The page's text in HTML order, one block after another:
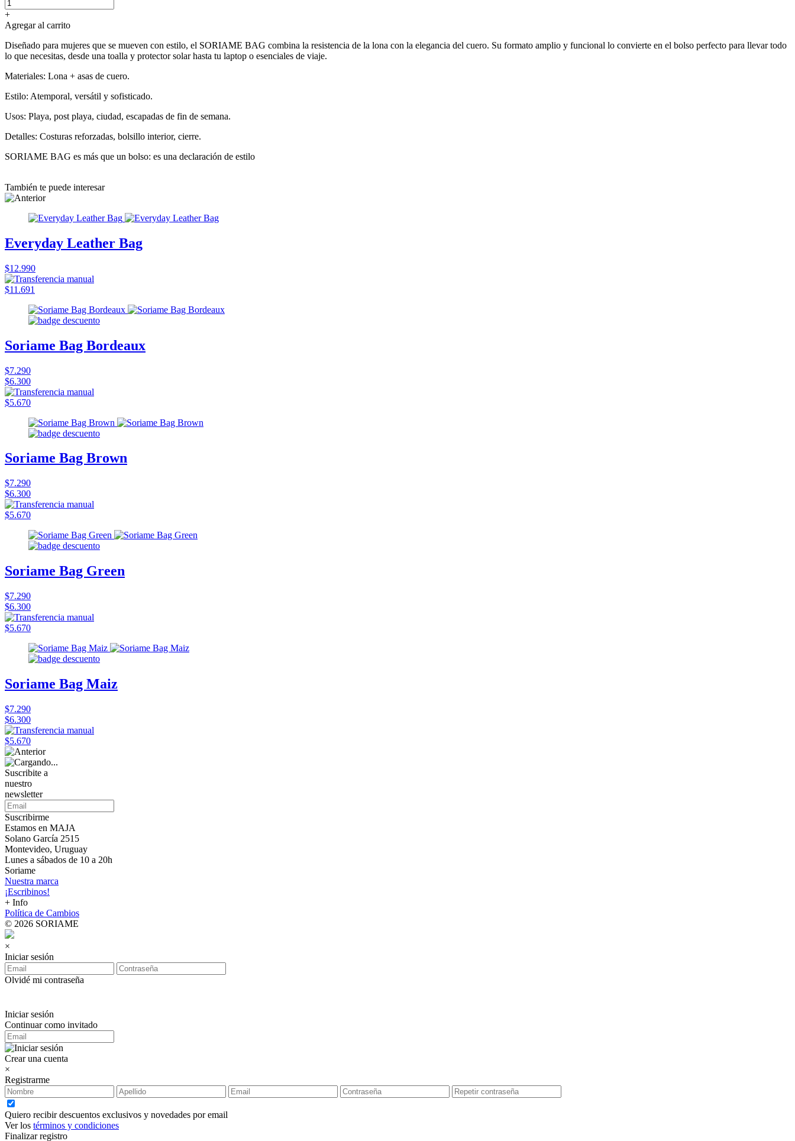
+
Agregar al carrito
Diseñado para mujeres que se mueven con estilo, el SORIAME BAG combina la resistencia de la lona con la elegancia del cuero. Su formato amplio y funcional lo convierte en el bolso perfecto para llevar todo
lo que necesitas, desde una toalla y protector solar hasta tu laptop o esenciales de viaje.
Materiales: Lona + asas de cuero.
Estilo: Atemporal, versátil y sofisticado.
Usos: Playa, post playa, ciudad, escapadas de fin de semana.
Detalles: Costuras reforzadas, bolsillo interior, cierre.
SORIAME BAG es más que un bolso: es una declaración de estilo
También te puede interesar
Everyday Leather Bag
$12.990
$11.691
Soriame Bag Bordeaux
$7.290
$6.300
$5.670
Soriame Bag Brown
$7.290
$6.300
$5.670
Soriame Bag Green
$7.290
$6.300
$5.670
Soriame Bag Maiz
$7.290
$6.300
$5.670
Suscribite a
nuestro
newsletter
Suscribirme
Estamos en MAJA
Solano García 2515
Montevideo, Uruguay
Lunes a sábados de 10 a 20h
Soriame
Nuestra marca
¡Escribinos!
+ Info
Política de Cambios
© 2026 SORIAME
×
Iniciar sesión
Olvidé mi contraseña
Iniciar sesión
Continuar como invitado
Crear una cuenta
×
Registrarme
Quiero recibir descuentos exclusivos y novedades por email
Ver los términos y condiciones
Finalizar registro